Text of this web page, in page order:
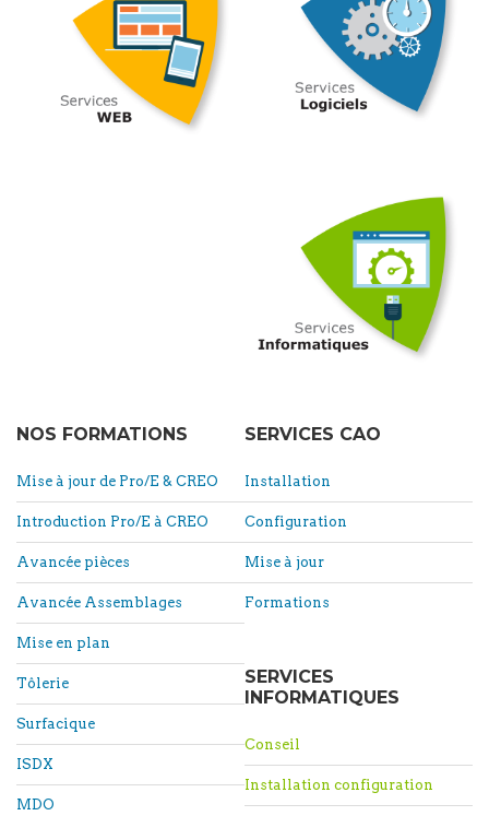
NOS FORMATIONS
Mise à jour de Pro/E & CREO
Introduction Pro/E à CREO
Avancée pièces
Avancée Assemblages
Mise en plan
Tôlerie
Surfacique
ISDX
MDO
SERVICES CAO
Installation
Configuration
Mise à jour
Formations
SERVICES
INFORMATIQUES
Conseil
Installation configuration